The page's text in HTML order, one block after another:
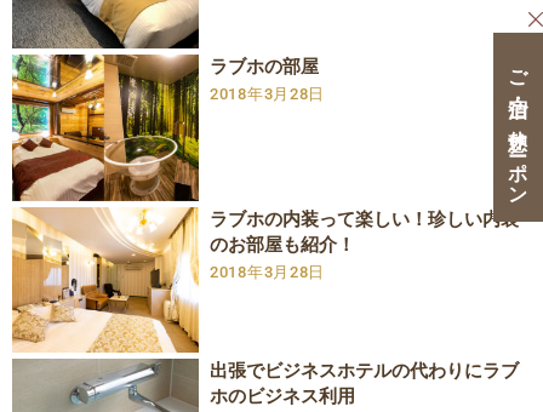
ラブホの部屋
2018年3月28日
ラブホの内装って楽しい！珍しい内装
のお部屋も紹介！
2018年3月28日
出張でビジネスホテルの代わりにラブ
ホのビジネス利用
ご宿泊・ご休憩クーポン